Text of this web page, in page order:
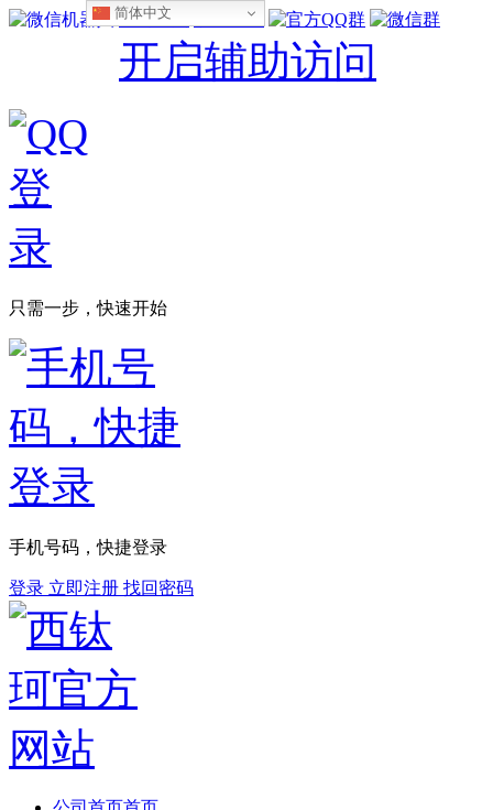
简体中文
设为首页 收藏本站
开启辅助访问
只需一步，快速开始
手机号码，快捷登录
登录 立即注册 找回密码